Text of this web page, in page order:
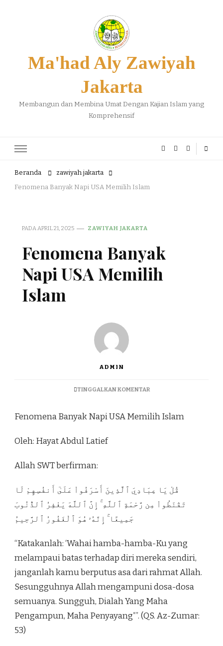
Ma'had Aly Zawiyah
Jakarta
Membangun dan Membina Umat Dengan Kajian Islam yang
Komprehensif
Beranda
zawiyah jakarta
Fenomena Banyak Napi USA Memilih Islam
PADAAPRIL 21, 2025 ZAWIYAH JAKARTA
Fenomena Banyak
Napi USA Memilih
Islam
ADMIN
TINGGALKAN KOMENTAR
Fenomena Banyak Napi USA Memilih Islam
Oleh: Hayat Abdul Latief
Allah SWT berfirman:
قُلْ يَا عِبَادِيَ ٱلَّذِينَ أَسْرَفُواْ عَلَىٰٓ أَنفُسِهِمْ لَا
تَقْنَطُواْ مِن رَّحْمَةِ ٱللَّهِ ۚ إِنَّ ٱللَّهَ يَغْفِرُ ٱلذُّنُوبَ
جَمِيعًا ۚ إِنَّهُۥ هُوَ ٱلْغَفُورُ ٱلرَّحِيمُ
“Katakanlah: ‘Wahai hamba-hamba-Ku yang
melampaui batas terhadap diri mereka sendiri,
janganlah kamu berputus asa dari rahmat Allah.
Sesungguhnya Allah mengampuni dosa-dosa
semuanya. Sungguh, Dialah Yang Maha
Pengampun, Maha Penyayang'”. (QS. Az-Zumar:
53)